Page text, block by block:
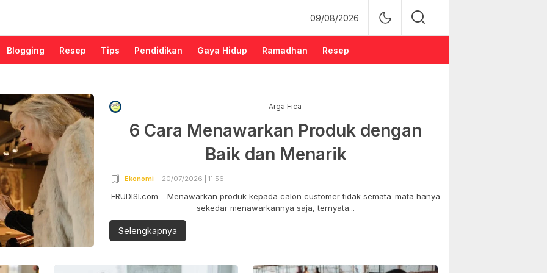
09/08/2026
Blogging Resep Tips Pendidikan Gaya Hidup Ramadhan Resep
Arga Fica
6 Cara Menawarkan Produk dengan
Baik dan Menarik
Ekonomi 20/07/2026 | 11:56
ERUDISI.com – Menawarkan produk kepada calon customer tidak semata-mata hanya
sekedar menawarkannya saja, ternyata...
Selengkapnya